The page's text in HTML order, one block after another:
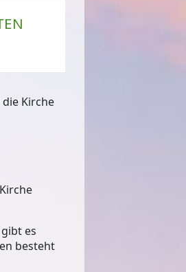
Kirche
es
besteht